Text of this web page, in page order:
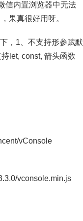
信内置浏览器中无法
果真很好用呀。
，1、不支持形参赋默
let, const, 箭头函数
vConsole
vconsole.min.js